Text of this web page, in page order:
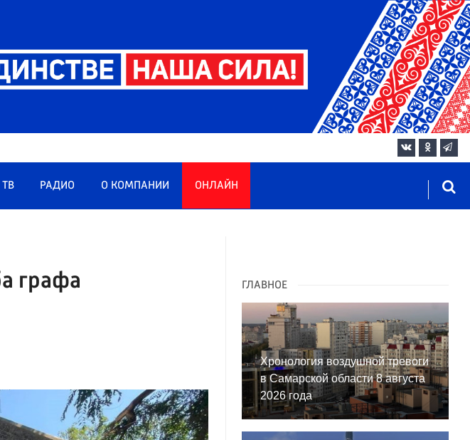
ТВ РАДИО О КОМПАНИИ ОНЛАЙН
графа
ГЛАВНОЕ
Хронология воздушной тревоги
в Самарской области 8 августа
2026 года